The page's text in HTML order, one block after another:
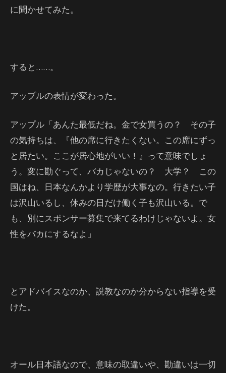
に聞かせてみた。
すると……。
アップルの表情が変わった。
アップル「あんた最低だね。金で女買うの？ その子
の気持ちは、『他の席に行きたくない。この席にずっ
と居たい。ここが居心地がいい！』って意味でしょ
う。変に勘ぐって、バカじゃないの？ 大学？ この
国はね、日本なんかより学歴が大事なの。行きたい子
は沢山いるし、休みの日だけ働く子も沢山いる。で
も、別にスポンサー募集で来てるわけじゃないよ。女
性をバカにするなよ」
とアドバイスなのか、説教なのか分からない指導を受
けた。
オール日本語なので、意味の取違いや、勘違いは一切